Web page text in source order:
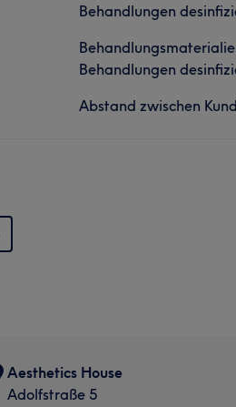
Behandlungen
Behandlungen
Abstand zwischen
Aesthetics House
Adolfstraße 5